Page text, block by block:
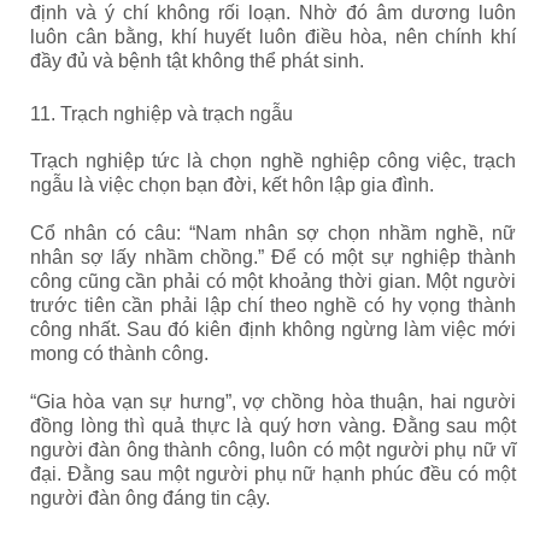
định và ý chí không rối loạn. Nhờ đó âm dương luôn
luôn cân bằng, khí huyết luôn điều hòa, nên chính khí
đầy đủ và bệnh tật không thể phát sinh.
11. Trạch nghiệp và trạch ngẫu
Trạch nghiệp tức là chọn nghề nghiệp công việc, trạch
ngẫu là việc chọn bạn đời, kết hôn lập gia đình.
Cổ nhân có câu: “Nam nhân sợ chọn nhầm nghề, nữ
nhân sợ lấy nhầm chồng.” Để có một sự nghiệp thành
công cũng cần phải có một khoảng thời gian. Một người
trước tiên cần phải lập chí theo nghề có hy vọng thành
công nhất. Sau đó kiên định không ngừng làm việc mới
mong có thành công.
“Gia hòa vạn sự hưng”, vợ chồng hòa thuận, hai người
đồng lòng thì quả thực là quý hơn vàng. Đằng sau một
người đàn ông thành công, luôn có một người phụ nữ vĩ
đại. Đằng sau một người phụ nữ hạnh phúc đều có một
người đàn ông đáng tin cậy.